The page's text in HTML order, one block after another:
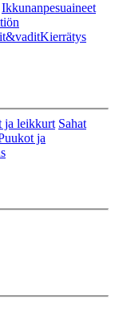
Ikkunanpesuaineet
Kierrätys
ja leikkurt Sahat
ja